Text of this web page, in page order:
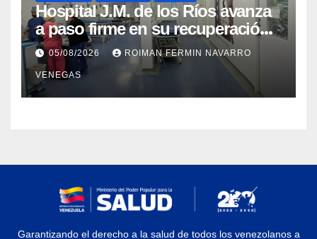
Hospital J.M. de los Ríos avanza
a paso firme en su recuperación
tras los recientes eventos
sísmicos
05/08/2026 ROIMAN FERMIN NAVARRO
VENEGAS
Garantizando el derecho a la salud de todos los venezolanos a